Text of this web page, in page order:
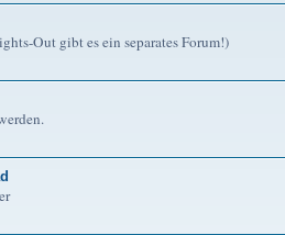
Out gibt es ein separates Forum!)